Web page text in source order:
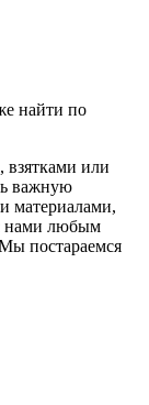
найти по
взятками или
важную
материалами,
нами любым
постараемся